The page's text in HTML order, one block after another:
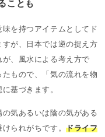
ことも
を持つアイテムとしてド
が、日本では逆の捉え方
、風水による考え方で
もので、「気の流れを物
基づきます。
気あるいは陰の気がある
けられがちです。ドライフ